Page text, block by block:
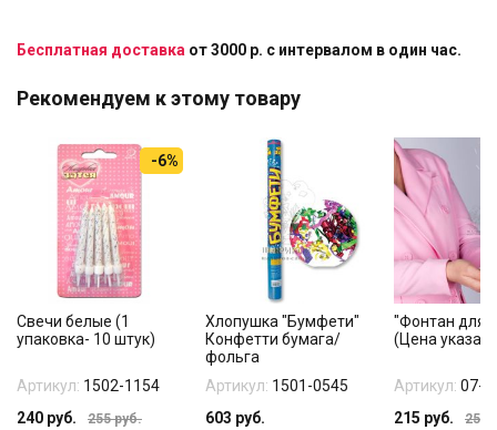
Бесплатная доставка от 3000 р. с интервалом в один час.
Рекомендуем к этому товару
-6%
Свечи белые (1
упаковка- 10 штук)
Артикул: 1502-1154
240 руб. 255руб.
Хлопушка "Бумфети"
Конфетти бумага/
фольга
Артикул: 1501-0545
603 руб.
"Фонтан для
(Цена
Артикул: 07-
215 руб. 255